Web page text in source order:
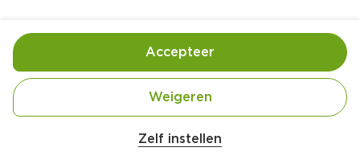
Ingrediënten Bereiding
Zelf instellen
Weigeren
Accepteer